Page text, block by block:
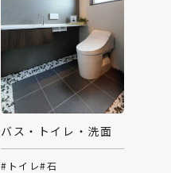
バス・トイレ・洗面
#トイレ#石